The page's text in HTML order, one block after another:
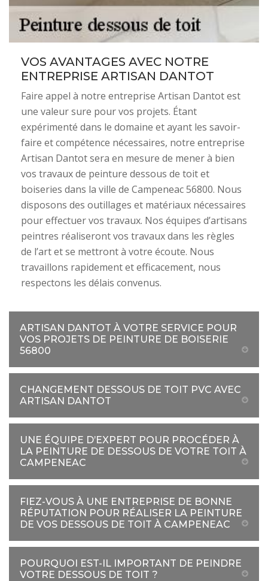
VOS AVANTAGES AVEC NOTRE
ENTREPRISE ARTISAN DANTOT
Faire appel à notre entreprise Artisan Dantot est
une valeur sure pour vos projets. Étant
expérimenté dans le domaine et ayant les savoir-
faire et compétence nécessaires, notre entreprise
Artisan Dantot sera en mesure de mener à bien
vos travaux de peinture dessous de toit et
boiseries dans la ville de Campeneac 56800. Nous
disposons des outillages et matériaux nécessaires
pour effectuer vos travaux. Nos équipes d’artisans
peintres réaliseront vos travaux dans les règles
de l’art et se mettront à votre écoute. Nous
travaillons rapidement et efficacement, nous
respectons les délais convenus.
ARTISAN DANTOT À VOTRE SERVICE POUR
VOS PROJETS DE PEINTURE DE BOISERIE
56800
CHANGEMENT DESSOUS DE TOIT PVC AVEC
ARTISAN DANTOT
UNE ÉQUIPE D’EXPERT POUR PROCÉDER À
LA PEINTURE DE DESSOUS DE VOTRE TOIT À
CAMPENEAC
FIEZ-VOUS À UNE ENTREPRISE DE BONNE
RÉPUTATION POUR RÉALISER LA PEINTURE
DE VOS DESSOUS DE TOIT À CAMPENEAC
POURQUOI EST-IL IMPORTANT DE PEINDRE
VOTRE DESSOUS DE TOIT ?